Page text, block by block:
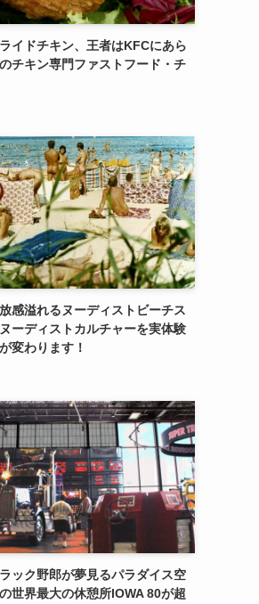
イドチキン、王者はKFCにあら
チキン専門ファストフード・チ
感溢れるヌーディストビーチス
ーディストカルチャーを実体験
変わります！
ック野郎が夢見るパラダイス空
世界最大の休憩所IOWA 80が超